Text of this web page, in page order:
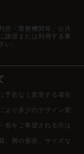
所・警察機関等、公共
譲渡または利用する事
い。
予告なく変更する場合
より多少のデザイン変
形をご希望される方は
、脚の形状、サイズな